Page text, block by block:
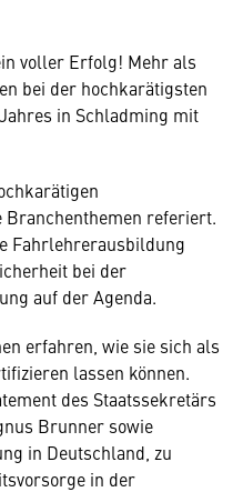
voller Erfolg! Mehr als
bei der hochkarätigsten
in Schladming mit
Branchenthemen referiert.
Fahrlehrerausbildung
bei der
auf der Agenda.
erfahren, wie sie sich als
lassen können.
des Staatssekretärs
Brunner sowie
in Deutschland, zu
in der